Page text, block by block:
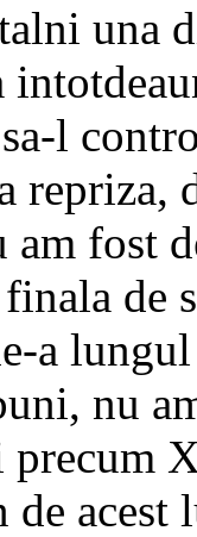
una
l
repriza,
am fost
de
a
nu
precum
de acest